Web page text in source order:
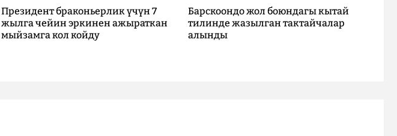
Президент браконьерлик үчүн 7
жылга чейин эркинен ажыраткан
мыйзамга кол койду
Барскоондо жол боюндагы кытай
тилинде жазылган тактайчалар
алынды